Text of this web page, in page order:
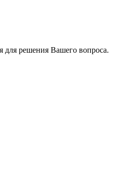
для решения Вашего вопроса.